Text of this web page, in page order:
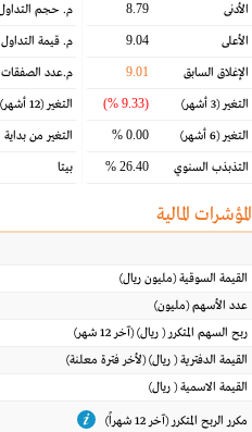
الأدنى 8.79
الأعلى 9.04
الإغلاق السابق 9.01
التغير(3 أشهر) (9.33 %)
التغير(6 أشهر) 0.00 %
التذبذب السنوي 26.40 %
م. حجم
م. قيمة
م.عدد
التغير(12 أشهر)
التغير من بداية
بيتا
المؤشرات المالية
القيمة السوقية(مليون ريال)
عدد الأسهم(مليون)
ربح السهم المتكرر( ريال) (آخر 12 شهر)
القيمة الدفترية( ريال) (لأخر فترة معلنة)
القيمة الاسمية( ريال)
مكرر الربح المتكرر (آخر 12 شهراً)